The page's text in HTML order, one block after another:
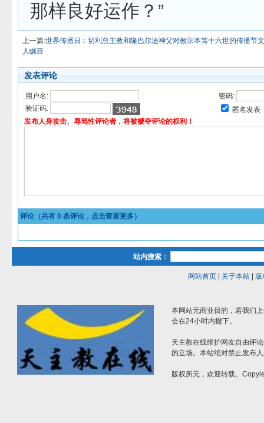
那样良好运作？”
上一篇:世界传播日：切利总主教和隆巴尔迪神父对教宗本笃十六世的传播节
人瞩目
发表评论
用户名:
密码:
验证码:
匿名发表
发布人身攻击、辱骂性评论者，将被褫夺评论的权利！
评论（共有 0 条评论，点击查看更多）
站内搜索：
网站首页| 关于本站| 版
本网站无商业目的，若我们
会在24小时内撤下。
天主教在线维护网友自由评
的立场。本站绝对禁止发布
版权所无，欢迎转载。